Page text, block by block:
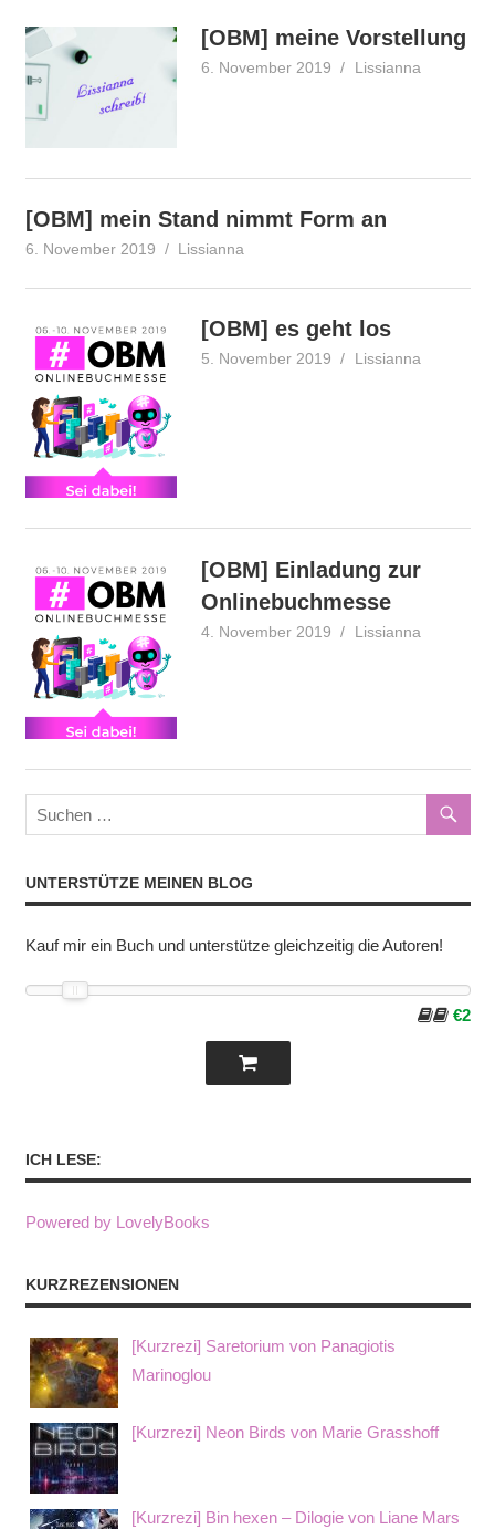
[OBM] meine Vorstellung
6. November 2019 Lissianna
[OBM] mein Stand nimmt Form an
6. November 2019 Lissianna
[OBM] es geht los
5. November 2019 LissiannaAktion
[OBM] Einladung zur
Onlinebuchmesse
4. November 2019 Lissianna
UNTERSTÜTZE MEINEN BLOG
Kauf mir ein Buch und unterstütze gleichzeitig die Autoren!
€2
ICH LESE:
Powered by LovelyBooks
KURZREZENSIONEN
[Kurzrezi] Saretorium von Panagiotis
Marinoglou
[Kurzrezi] Neon Birds von Marie Grasshoff
[Kurzrezi] Bin hexen – Dilogie von Liane Mars